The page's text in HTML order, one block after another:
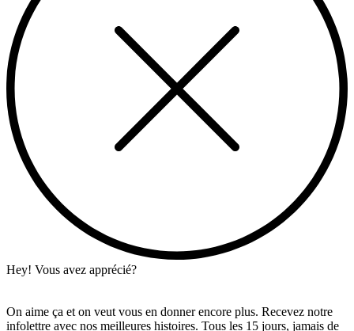
Hey! Vous avez apprécié?
On aime ça et on veut vous en donner encore plus. Recevez notre
infolettre avec nos meilleures histoires. Tous les 15 jours, jamais de